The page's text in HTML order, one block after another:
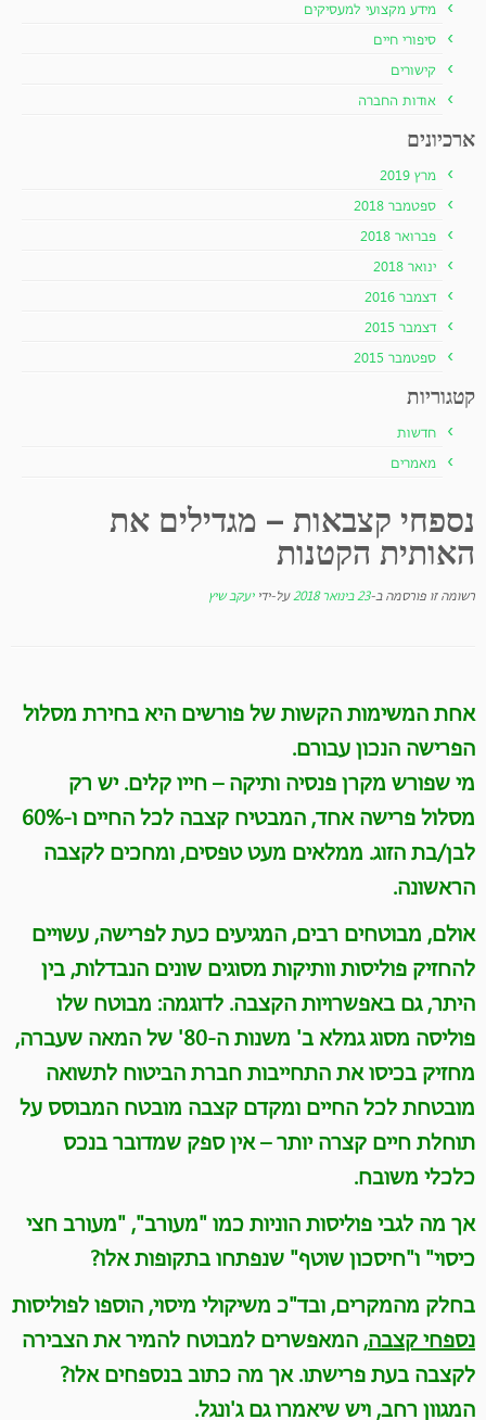
מידע מקצועי למעסיקים
סיפורי חיים
קישורים
אודות החברה
ארכיונים
מרץ 2019
ספטמבר 2018
פברואר 2018
ינואר 2018
דצמבר 2016
דצמבר 2015
ספטמבר 2015
קטגוריות
חדשות
מאמרים
נספחי קצבאות – מגדילים את
האותית הקטנות
רשומה זו פורסמה ב-23 בינואר 2018 על-ידי יעקב שיץ
אחת המשימות הקשות של פורשים היא בחירת מסלול
הפרישה הנכון עבורם.
מי שפורש מקרן פנסיה ותיקה – חייו קלים. יש רק
מסלול פרישה אחד, המבטיח קצבה לכל החיים ו-60%
לבן/בת הזוג. ממלאים מעט טפסים, ומחכים לקצבה
הראשונה.
אולם, מבוטחים רבים, המגיעים כעת לפרישה, עשויים
להחזיק פוליסות וותיקות מסוגים שונים הנבדלות, בין
היתר, גם באפשרויות הקצבה. לדוגמה: מבוטח שלו
פוליסה מסוג גמלא ב' משנות ה-80' של המאה שעברה,
מחזיק בכיסו את התחייבות חברת הביטוח לתשואה
מובטחת לכל החיים ומקדם קצבה מובטח המבוסס על
תוחלת חיים קצרה יותר – אין ספק שמדובר בנכס
כלכלי משובח.
אך מה לגבי פוליסות הוניות כמו "מעורב", "מעורב חצי
כיסוי" ו"חיסכון שוטף" שנפתחו בתקופות אלו?
בחלק מהמקרים, ובד"כ משיקולי מיסוי, הוספו לפוליסות
נספחי קצבה, המאפשרים למבוטח להמיר את הצבירה
לקצבה בעת פרישתו. אך מה כתוב בנספחים אלו?
המגוון רחב, ויש שיאמרו גם ג'ונגל.